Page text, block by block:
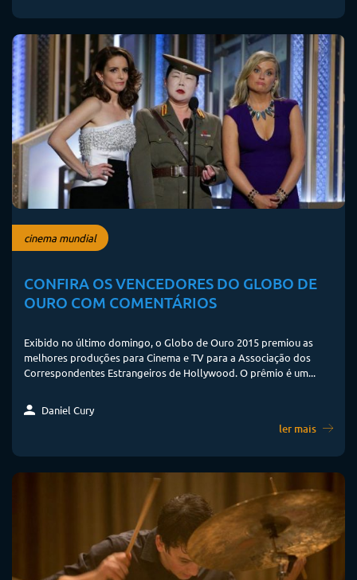
cinema mundial
CONFIRA OS VENCEDORES DO GLOBO DE
OURO COM COMENTÁRIOS
Exibido no último domingo, o Globo de Ouro 2015 premiou as
melhores produções para Cinema e TV para a Associação dos
Correspondentes Estrangeiros de Hollywood. O prêmio é um...
Daniel Cury
ler mais